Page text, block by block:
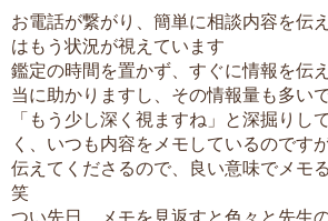
お電話が繋がり、簡単に相談内容を伝
はもう状況が視えています
鑑定の時間を置かず、すぐに情報を伝
当に助かりますし、その情報量も多い
「もう少し深く視ますね」と深掘りし
く、いつも内容をメモしているのです
伝えてくださるので、良い意味でメモ
笑